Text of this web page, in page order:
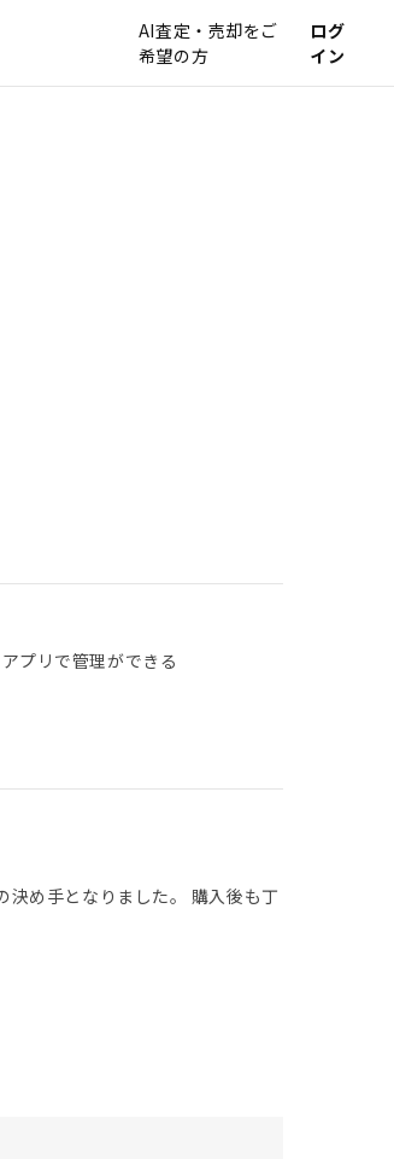
AI査定・売却をご
希望の方
ログ
イン
プリで管理ができる
決め手となりました。 購入後も丁